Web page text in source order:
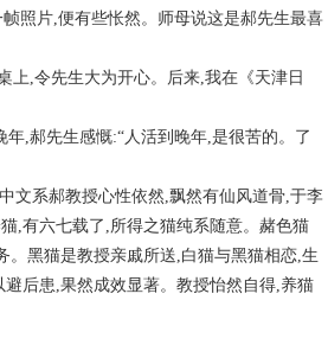
照片,便有些怅然。师母说这是郝先生最喜
,令先生大为开心。后来,我在《天津日
,郝先生感慨:“人活到晚年,是很苦的。了
文系郝教授心性依然,飘然有仙风道骨,于李
,有六七载了,所得之猫纯系随意。赭色猫
黑猫是教授亲戚所送,白猫与黑猫相恋,生
后患,果然成效显著。教授怡然自得,养猫